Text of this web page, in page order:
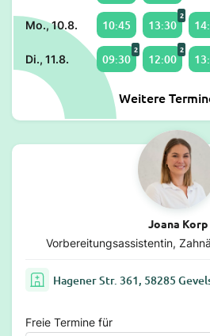
Mo., 10.8. 10:45 13:30
2
Di., 11.8. 09:30
2
12:00
2
Weitere
Joana Korp
Vorbereitungsassistentin,
Hagener Str. 361, 58285
Freie Termine für